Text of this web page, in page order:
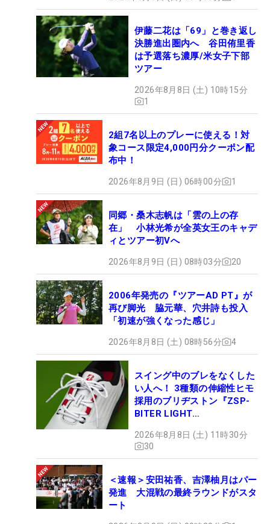
伊藤二花は「69」と巻き返し
決勝進出圏内へ 谷田侑里香
は予選落ち濃厚/米女子下部
ツアー
2026年8月8日 (土) 10時15分
1
2組7名以上のプレーに使える！対
象コース限定4,000円分クーポン配
布中！
2026年8月9日 (日) 06時00分 1
同郷・桑木志帆は「雲の上の存
在」 小林光希が全英女王のキャデ
ィとツアー初Vへ
2026年8月9日 (日) 08時03分 20
2006年発売の『ツアーAD PT』が
再び脚光 脇元華、穴井詩も投入
「初速が強くなった感じ」
2026年8月8日 (土) 08時56分 4
スイング中のブレをなくした
い人へ！ 3種類の伸縮性ヒモ
採用のブリヂストン『ZSP-
BITER LIGHT
ュー
2026年8月8日 (土) 11時30分
30
＜速報＞安田祐香、吉澤柚月はパー
発進 大混戦の最終ラウンドがスタ
ート